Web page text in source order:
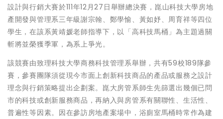
設計與行銷大賽於111年12月27日舉辦總決賽，崑山科技大學房地
產開發與管理系三年級謝宗翰、鄭學愉、黃如妤、周育祥等四位
學生，在該系黃靖媛老師指導下，以「高科技馬桶」為主題過關
斬將並榮獲季軍，為系上爭光。
該競賽由致理科技大學商務科技管理系舉辦，共有59校189隊參
賽，參賽團隊須從現今市面上創新科技商品的產品或服務之設計
理念與行銷策略提出企劃案。崑大房管系師生先篩選出幾個已問
市的科技或創新服務商品，再納入與房管系有關聯性、生活性、
普遍性等因素。因在參訪房地產案場中，浴廁室馬桶時常作為建